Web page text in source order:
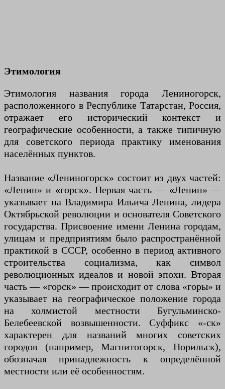
Этимология
Этимология названия города Лениногорск,
расположенного в Республике Татарстан, Россия,
отражает его исторический контекст и
географические особенности, а также типичную
для советского периода практику именования
населённых пунктов.
Название «Лениногорск» состоит из двух частей:
«Ленин» и «горск». Первая часть — «Ленин» —
указывает на Владимира Ильича Ленина, лидера
Октябрьской революции и основателя Советского
государства. Присвоение имени Ленина городам,
улицам и предприятиям было распространённой
практикой в СССР, особенно в период активного
строительства социализма, как символ
революционных идеалов и новой эпохи. Вторая
часть — «горск» — происходит от слова «горы» и
указывает на географическое положение города
на холмистой местности Бугульминско-
Белебеевской возвышенности. Суффикс «-ск»
характерен для названий многих советских
городов (например, Магнитогорск, Норильск),
обозначая принадлежность к определённой
местности или её особенностям.